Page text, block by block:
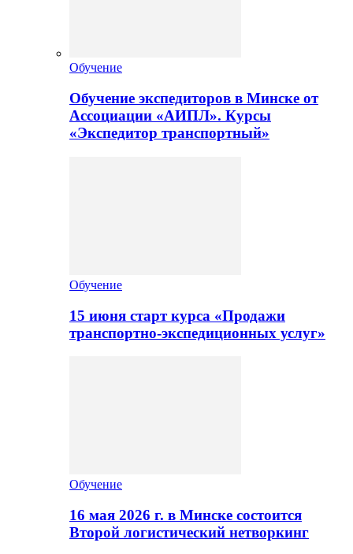
Обучение
Обучение экспедиторов в Минске от
Ассоциации «АИПЛ». Курсы
«Экспедитор транспортный»
Обучение
15 июня старт курса «Продажи
транспортно-экспедиционных услуг»
Обучение
16 мая 2026 г. в Минске состоится
Второй логистический нетворкинг